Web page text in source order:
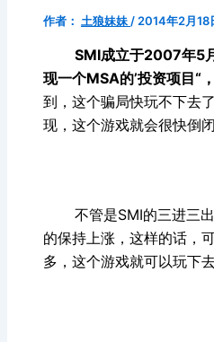
作者： 土狼妹妹 / 2014年2月18
SMI成立于2007年5
现一个MSA的’投资项目“
到，这个骗局快玩不下去
现，这个游戏就会很快倒闭
不管是SMI的三进三出
的保持上涨，这样的话，
多，这个游戏就可以玩下